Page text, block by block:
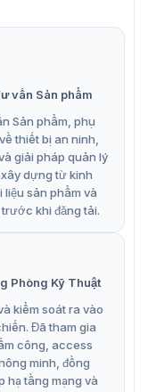
nối với máy
tiếp USB/RS232
báo động nhân
thời:
mỗi giây khi
mỗi 0.5 giây nếu
phép.
vấn Sản phẩm
Sản phẩm, phụ
thiết bị an ninh,
giải pháp quản lý
dựng từ kinh
sản phẩm và
khi đăng tải.
Phòng Kỹ Thuật
kiểm soát ra vào
Đã tham gia
công, access
minh, đồng
hạ tầng mạng và